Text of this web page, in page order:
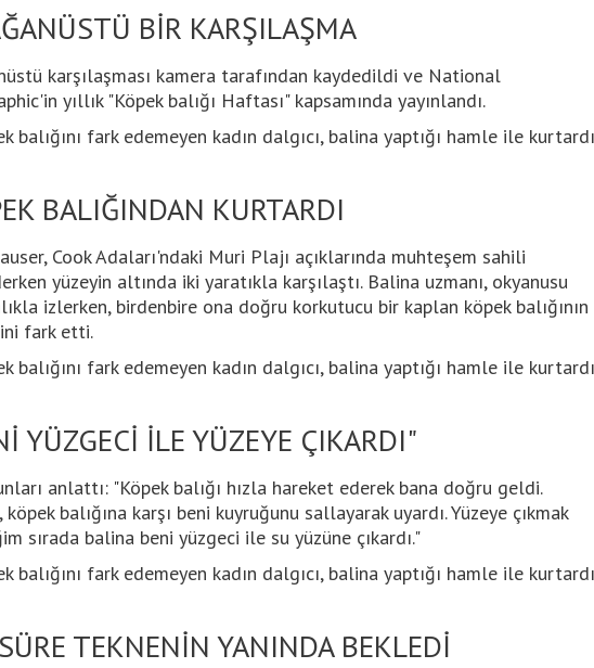
BİR KARŞILAŞMA
karşılaşması kamera tarafından kaydedildi ve National
yıllık "Köpek balığı Haftası" kapsamında yayınlandı.
BALIĞINDAN KURTARDI
Cook Adaları'ndaki Muri Plajı açıklarında muhteşem sahili
yüzeyin altında iki yaratıkla karşılaştı. Balina uzmanı, okyanusu
izlerken, birdenbire ona doğru korkutucu bir kaplan köpek balığının
fark etti.
YÜZGECİ İLE YÜZEYE ÇIKARDI"
anlattı: "Köpek balığı hızla hareket ederek bana doğru geldi.
köpek balığına karşı beni kuyruğunu sallayarak uyardı. Yüzeye çıkmak
sırada balina beni yüzgeci ile su yüzüne çıkardı."
TEKNENİN YANINDA BEKLEDİ